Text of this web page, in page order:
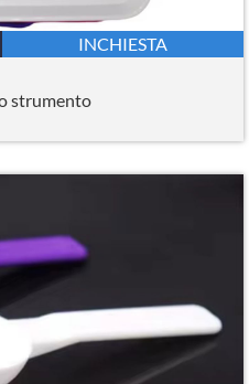
INCHIESTA
strumento